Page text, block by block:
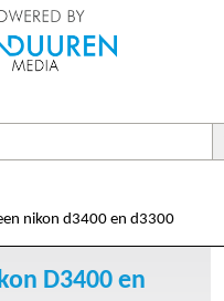
nikon d3400 en d3300
D3400 en